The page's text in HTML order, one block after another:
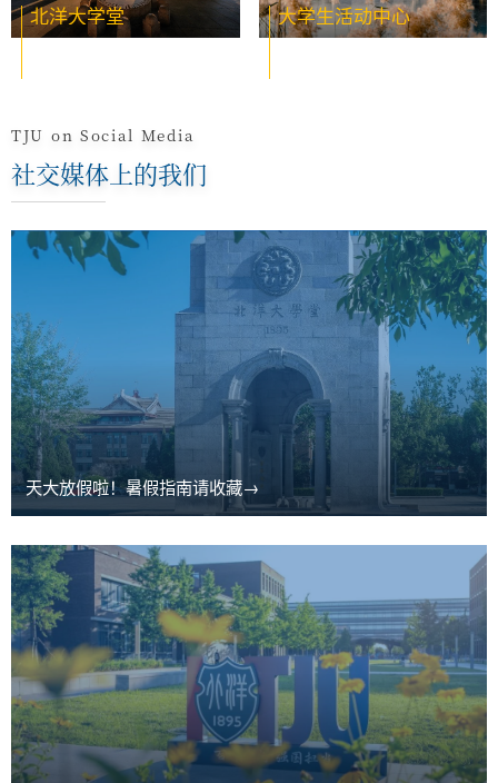
北洋大学堂 大学生活动中心
天大四季 天大风物志
TJU on Social Media
社交媒体上的我们
天大放假啦！暑假指南请收藏→